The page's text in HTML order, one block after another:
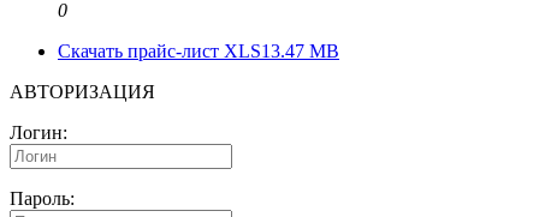
0
Скачать прайс-лист XLS13.47 MB
АВТОРИЗАЦИЯ
Логин:
Пароль: